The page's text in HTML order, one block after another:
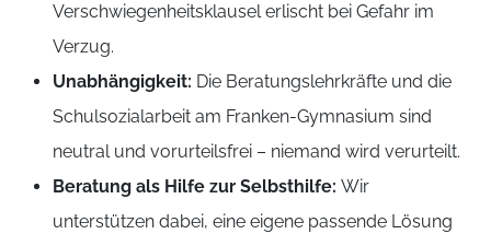
Verschwiegenheitsklausel erlischt bei Gefahr im
Verzug.
Unabhängigkeit: Die Beratungslehrkräfte und die
Schulsozialarbeit am Franken-Gymnasium sind
neutral und vorurteilsfrei – niemand wird verurteilt.
Beratung als Hilfe zur Selbsthilfe: Wir
unterstützen dabei, eine eigene passende Lösung